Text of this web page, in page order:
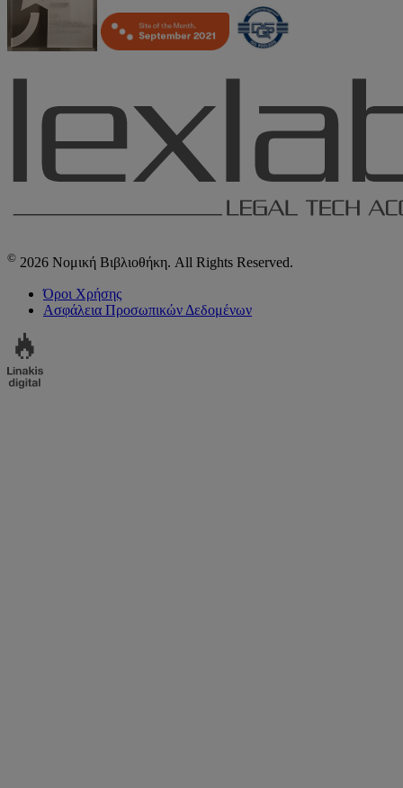
© 2026 Νομική Βιβλιοθήκη. All Rights Reserved.
Όροι Χρήσης
Ασφάλεια Προσωπικών Δεδομένων